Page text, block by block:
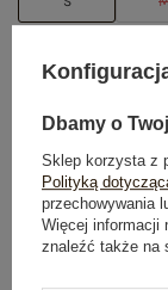
Możesz
Dbamy o
Sklep korzysta z
Polityką
przechowywania
Więcej informacji
znaleźć także na